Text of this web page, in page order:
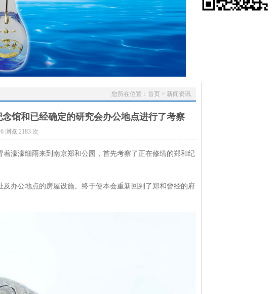
您所在位置： 首页> 新闻资讯
馆和已经确定的研究会办公地点进行了考察
浏览 2183 次
濛濛细雨来到南京郑和公园，首先考察了正在修缮的郑和纪
办公地点的房屋设施。终于使本会重新回到了郑和曾经的府